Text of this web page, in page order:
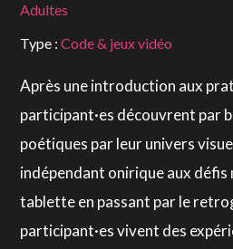
Adultes
Type :Code & jeux vidéo
Après une introduction aux
participant·es découvrent par
poétiques par leur univers
indépendant onirique aux
tablette en passant par le
participant·es vivent des